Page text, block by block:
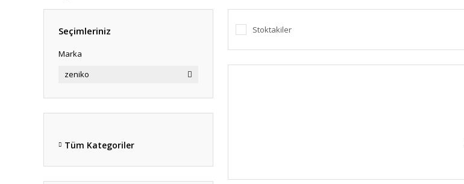
Seçimleriniz
Marka
zeniko
Tüm Kategoriler
Stoktakiler